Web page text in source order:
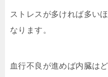
ストレスが多ければ多い
なります。
血行不良が進めば内臓は